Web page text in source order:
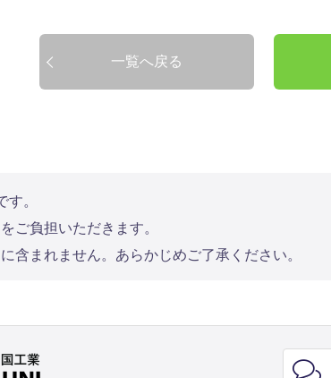
一覧へ戻る
す。
ご負担いただきます。
含まれません。あらかじめご了承ください。